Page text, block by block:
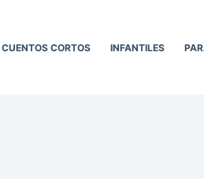
CUENTOS CORTOS INFANTILES